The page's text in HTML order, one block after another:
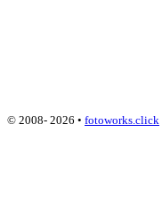
© 2008- 2026 • fotoworks.click